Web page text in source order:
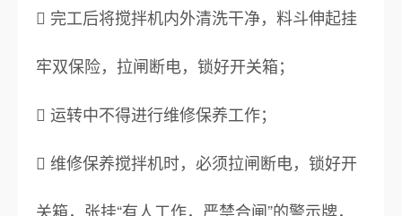
 完工后将搅拌机内外清洗干净，料斗伸起挂
牢双保险，拉闸断电，锁好开关箱；
 运转中不得进行维修保养工作；
 维修保养搅拌机时，必须拉闸断电，锁好开
关箱，张挂“有人工作，严禁合闸”的警示牌，